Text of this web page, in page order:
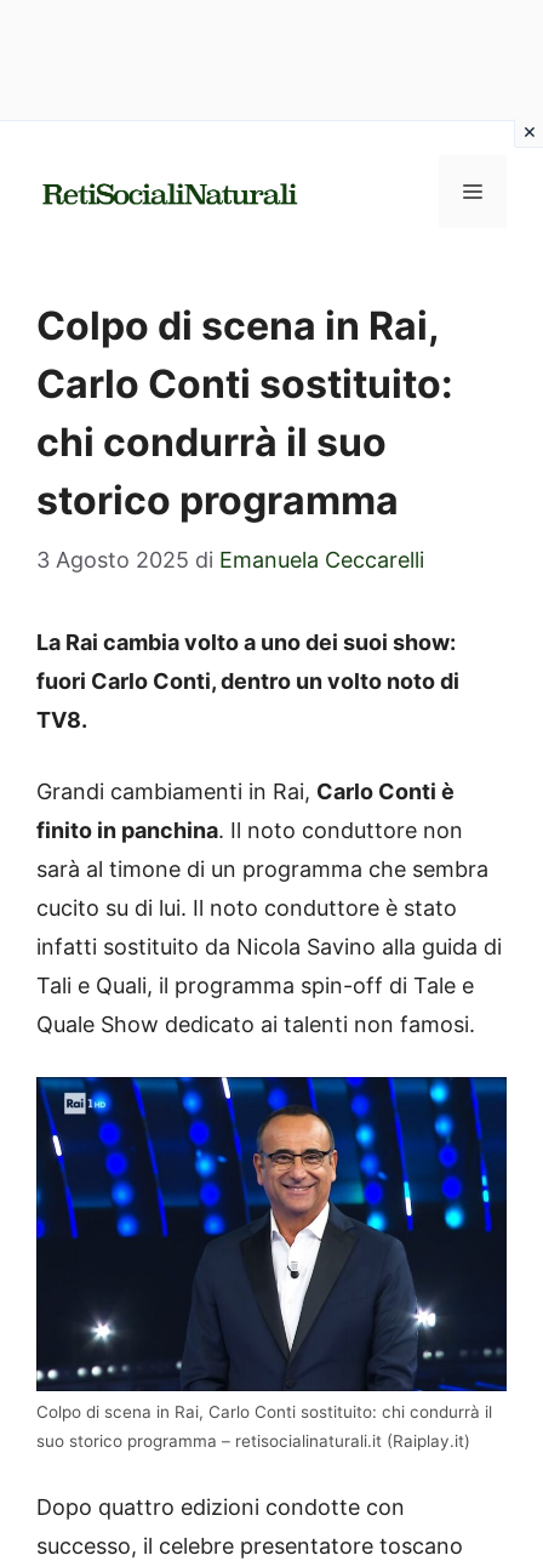
MENU
Colpo di scena in Rai,
Carlo Conti sostituito:
chi condurrà il suo
storico programma
3 Agosto 2025 di Emanuela Ceccarelli
La Rai cambia volto a uno dei suoi show:
fuori Carlo Conti, dentro un volto noto di
TV8.
Grandi cambiamenti in Rai, Carlo Conti è
finito in panchina. Il noto conduttore non
sarà al timone di un programma che sembra
cucito su di lui. Il noto conduttore è stato
infatti sostituito da Nicola Savino alla guida di
Tali e Quali, il programma spin-off di Tale e
Quale Show dedicato ai talenti non famosi.
Colpo di scena in Rai, Carlo Conti sostituito: chi condurrà il
suo storico programma – retisocialinaturali.it (Raiplay.it)
Dopo quattro edizioni condotte con
successo, il celebre presentatore toscano